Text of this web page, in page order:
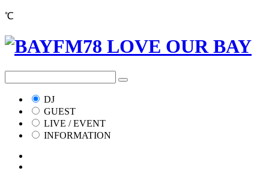
℃
DJ
GUEST
LIVE / EVENT
INFORMATION